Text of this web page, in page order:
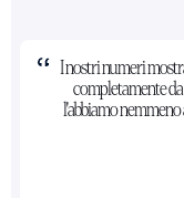
I nostri numeri
completamente
l'abbiamo